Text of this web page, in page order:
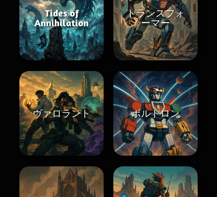
Tides of
Annihilation
トランスフォ
ーマー
ヴァロラント ボルトロン